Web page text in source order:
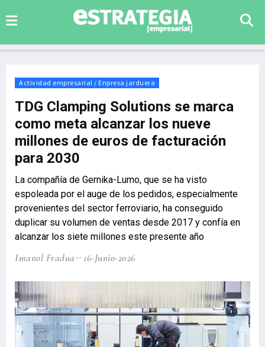
Actividad empresarial / Enpresa jarduera
TDG Clamping Solutions se marca
como meta alcanzar los nueve
millones de euros de facturación
para 2030
La compañía de Gernika-Lumo, que se ha visto
espoleada por el auge de los pedidos, especialmente
provenientes del sector ferroviario, ha conseguido
duplicar su volumen de ventas desde 2017 y confía en
alcanzar los siete millones este presente año
Imanol Fradua 16-Junio-2026